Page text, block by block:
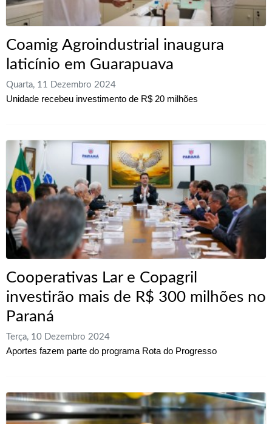
Coamig Agroindustrial inaugura
laticínio em Guarapuava
Quarta, 11 Dezembro 2024
Unidade recebeu investimento de R$ 20 milhões
Cooperativas Lar e Copagril
investirão mais de R$ 300 milhões no
Paraná
Terça, 10 Dezembro 2024
Aportes fazem parte do programa Rota do Progresso